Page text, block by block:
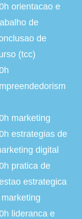
orientacao e
de
de
(tcc)
marketing
estrategias de
digital
pratica de
estrategica
lideranca e